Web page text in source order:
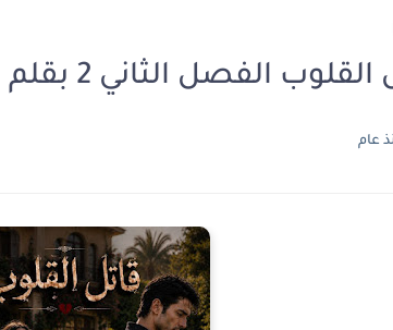
الفصل الثاني 2 بقلم امنية الريحاني
عام